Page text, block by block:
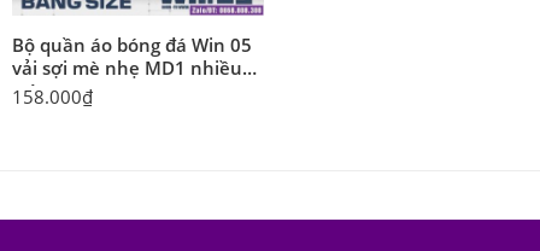
Bộ quần áo bóng đá Win 05
vải sợi mè nhẹ MD1 nhiều
màu
158.000₫